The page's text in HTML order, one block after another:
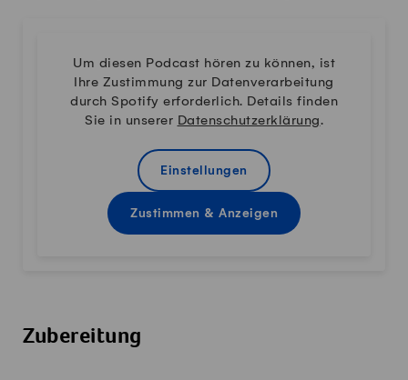
Um diesen Podcast hören zu können, ist
Ihre Zustimmung zur Datenverarbeitung
durch Spotify erforderlich. Details finden
Sie in unserer Datenschutzerklärung.
Einstellungen
Zustimmen & Anzeigen
Zubereitung